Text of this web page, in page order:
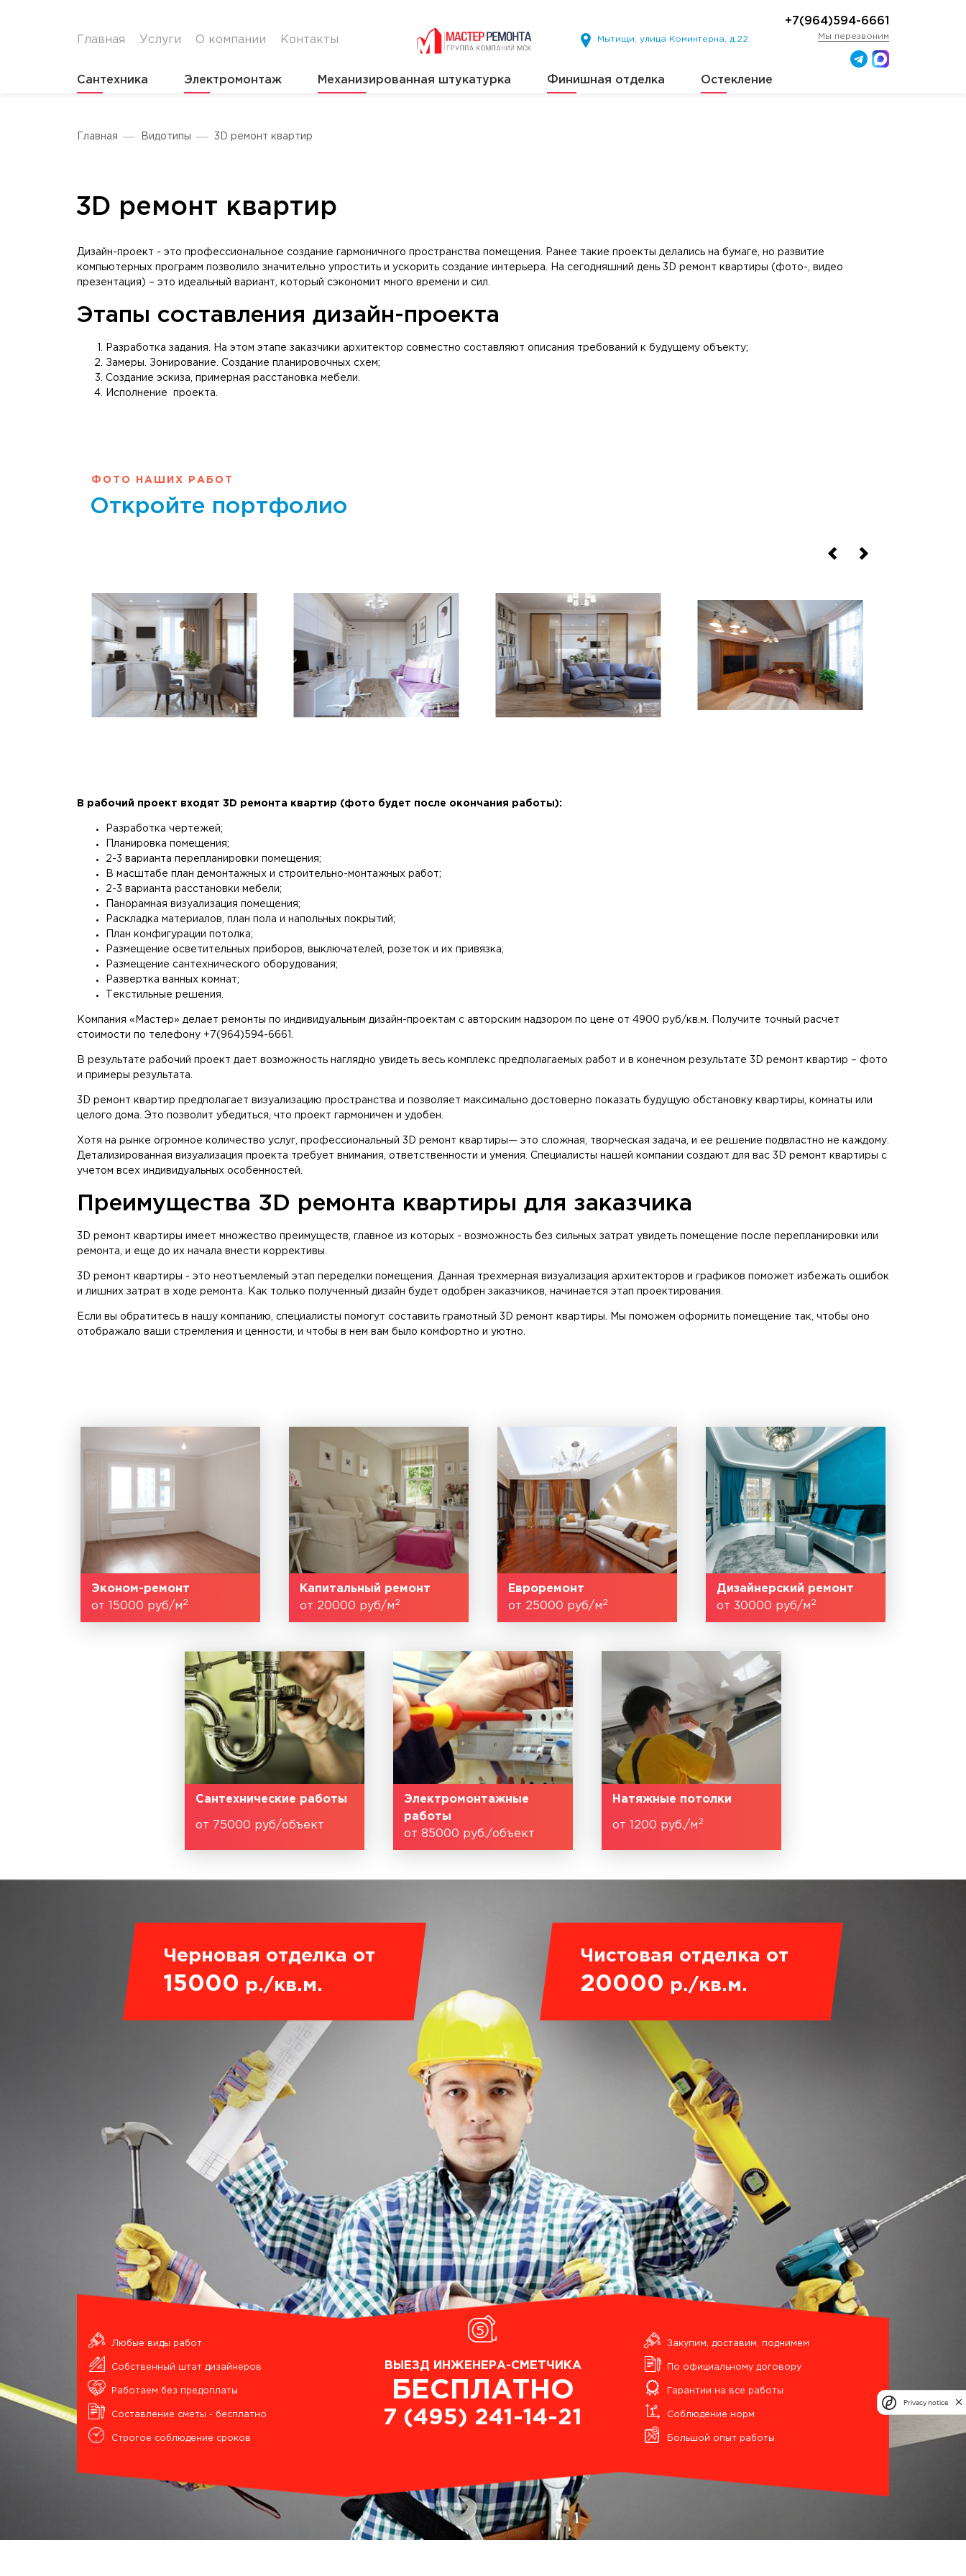
Главная Услуги О компании Контакты Мытищи, улица Коминтерна, д.22
+7(964)594-6661
Мы перезвоним
Сантехника Электромонтаж Механизированная штукатурка Финишная отделка Остекление
Главная Видотипы 3D ремонт квартир
3D ремонт квартир
Дизайн-проект - это профессиональное создание гармоничного пространства помещения. Ранее такие проекты делались на бумаге, но развитие
компьютерных программ позволило значительно упростить и ускорить создание интерьера. На сегодняшний день 3D ремонт квартиры (фото-, видео
презентация) – это идеальный вариант, который сэкономит много времени и сил.
Этапы составления дизайн-проекта
Разработка задания. На этом этапе заказчики архитектор совместно составляют описания требований к будущему объекту;
Замеры. Зонирование. Создание планировочных схем;
Создание эскиза, примерная расстановка мебели.
Исполнение проекта.
ФОТО НАШИХ РАБОТ
Откройте портфолио
В рабочий проект входят 3D ремонта квартир (фото будет после окончания работы):
Разработка чертежей;
Планировка помещения;
2-3 варианта перепланировки помещения;
В масштабе план демонтажных и строительно-монтажных работ;
2-3 варианта расстановки мебели;
Панорамная визуализация помещения;
Раскладка материалов, план пола и напольных покрытий;
План конфигурации потолка;
Размещение осветительных приборов, выключателей, розеток и их привязка;
Размещение сантехнического оборудования;
Развертка ванных комнат;
Текстильные решения.
Компания «Мастер» делает ремонты по индивидуальным дизайн-проектам с авторским надзором по цене от 4900 руб/кв.м. Получите точный расчет
стоимости по телефону +7(964)594-6661.
В результате рабочий проект дает возможность наглядно увидеть весь комплекс предполагаемых работ и в конечном результате 3D ремонт квартир – фото
и примеры результата.
3D ремонт квартир предполагает визуализацию пространства и позволяет максимально достоверно показать будущую обстановку квартиры, комнаты или
целого дома. Это позволит убедиться, что проект гармоничен и удобен.
Хотя на рынке огромное количество услуг, профессиональный 3D ремонт квартиры— это сложная, творческая задача, и ее решение подвластно не каждому.
Детализированная визуализация проекта требует внимания, ответственности и умения. Специалисты нашей компании создают для вас 3D ремонт квартиры с
учетом всех индивидуальных особенностей.
Преимущества 3D ремонта квартиры для заказчика
3D ремонт квартиры имеет множество преимуществ, главное из которых - возможность без сильных затрат увидеть помещение после перепланировки или
ремонта, и еще до их начала внести коррективы.
3D ремонт квартиры - это неотъемлемый этап переделки помещения. Данная трехмерная визуализация архитекторов и графиков поможет избежать ошибок
и лишних затрат в ходе ремонта. Как только полученный дизайн будет одобрен заказчиков, начинается этап проектирования.
Если вы обратитесь в нашу компанию, специалисты помогут составить грамотный 3D ремонт квартиры. Мы поможем оформить помещение так, чтобы оно
отображало ваши стремления и ценности, и чтобы в нем вам было комфортно и уютно.
Эконом-ремонт
от 15000 руб/м2
Капитальный ремонт
от 20000 руб/м2
Евроремонт
от 25000 руб/м2
Дизайнерский ремонт
от 30000 руб/м2
Сантехнические работы
от 75000 руб/объект
Электромонтажные
работы
от 85000 руб./объект
Натяжные потолки
от 1200 руб./м2
Черновая отделка от
15000 р./кв.м.
Чистовая отделка от
20000 р./кв.м.
Любые виды работ
Собственный штат дизайнеров
Работаем без предоплаты
Составление сметы - бесплатно
Строгое соблюдение сроков
ВЫЕЗД ИНЖЕНЕРА-СМЕТЧИКА
БЕСПЛАТНО
7 (495) 241-14-21
Закупим, доставим, поднимем
По официальному договору
Гарантии на все работы
Соблюдение норм
Большой опыт работы
Privacy notice